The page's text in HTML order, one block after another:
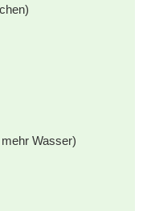
Wasser)